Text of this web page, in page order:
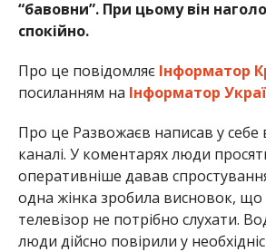
“бавовни”. При цьому він
спокійно.
Про це повідомляє Інформатор
посиланням на Інформатор
Про це Развожаєв написав у себе
каналі. У коментарях люди
оперативніше давав
одна жінка зробила висновок, що
телевізор не потрібно слухати.
люди дійсно повірили у